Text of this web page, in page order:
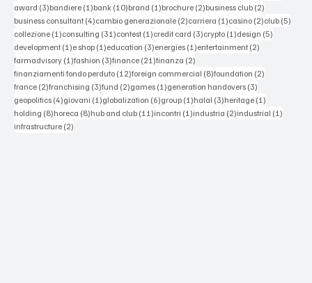
award (3)3 posts
bandiere (1)1 post
bank (10)10 posts
brand (1)1 post
brochure (2)2 posts
business club (2)2 posts
business consultant (4)4 posts
cambio generazionale (2)2 posts
carriera (1)1 post
casino (2)2 posts
club (5)5
collezione (1)1 post
consulting (31)31 posts
contest (1)1 post
credit card (3)3 posts
crypto (1)1 post
design (5)5 posts
development (1)1 post
e shop (1)1 post
education (3)3 posts
energies (1)1 post
entertainment (2)2 posts
farmadvisory (1)1 post
fashion (3)3 posts
finance (21)21 posts
finanza (2)2 posts
finanziamenti fondo perduto (12)12 posts
foreign commercial (8)8 posts
foundation (2)2 posts
france (2)2 posts
franchising (3)3 posts
fund (2)2 posts
games (1)1 post
generation handovers (3)3 posts
geopolitics (4)4 posts
giovani (1)1 post
globalization (6)6 posts
group (1)1 post
halal (3)3 posts
heritage (1)1 post
holding (8)8 posts
horeca (8)8 posts
hub and club (11)11 posts
incontri (1)1 post
industria (2)2 posts
industrial (1)1 post
infrastructure (2)2 posts